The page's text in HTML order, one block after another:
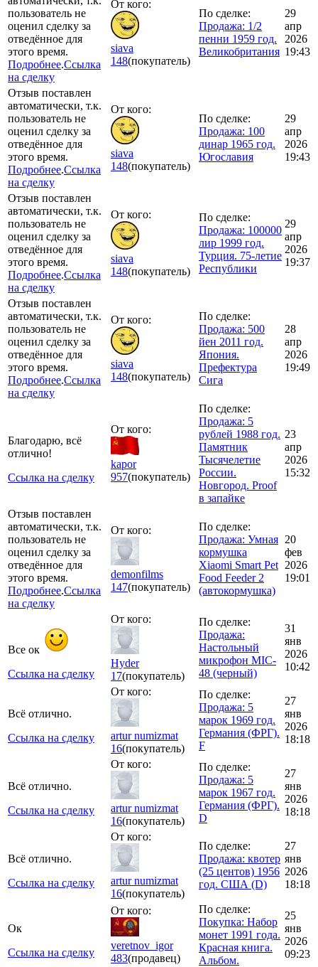
пользователь не
оценил сделку за
отведённое для
этого время.
Подробнее.Ссылка
на сделку
От кого:
siava
148(покупатель)
По сделке:
Продажа: 1/2
пенни 1959 год.
Великобритания
29
апр
2026
19:43
Отзыв поставлен
автоматически, т.к.
пользователь не
оценил сделку за
отведённое для
этого время.
Подробнее.Ссылка
на сделку
От кого:
siava
148(покупатель)
По сделке:
Продажа: 100
динар 1965 год.
Югославия
29
апр
2026
19:43
Отзыв поставлен
автоматически, т.к.
пользователь не
оценил сделку за
отведённое для
этого время.
Подробнее.Ссылка
на сделку
От кого:
siava
148(покупатель)
По сделке:
Продажа: 100000
лир 1999 год.
Турция. 75-летие
Республики
29
апр
2026
19:37
Отзыв поставлен
автоматически, т.к.
пользователь не
оценил сделку за
отведённое для
этого время.
Подробнее.Ссылка
на сделку
От кого:
siava
148(покупатель)
По сделке:
Продажа: 500
йен 2011 год.
Япония.
Префектура
Сига
28
апр
2026
19:49
Благодарю, всё
отлично!
Ссылка на сделку
От кого:
kapor
957(покупатель)
По сделке:
Продажа: 5
рублей 1988 год.
Памятник
Тысячелетие
России.
Новгород. Proof
в запайке
23
апр
2026
15:32
Отзыв поставлен
автоматически, т.к.
пользователь не
оценил сделку за
отведённое для
этого время.
Подробнее.Ссылка
на сделку
От кого:
demonfilms
147(покупатель)
По сделке:
Продажа: Умная
кормушка
Xiaomi Smart Pet
Food Feeder 2
(автокормушка)
20
фев
2026
19:01
Все ок
Ссылка на сделку
От кого:
Hyder
17(покупатель)
По сделке:
Продажа:
Настольный
микрофон MIC-
48 (черный)
31
янв
2026
10:42
Всё отлично.
Ссылка на сделку
От кого:
artur numizmat
16(покупатель)
По сделке:
Продажа: 5
марок 1969 год.
Германия (ФРГ).
F
27
янв
2026
18:18
Всё отлично.
Ссылка на сделку
От кого:
artur numizmat
16(покупатель)
По сделке:
Продажа: 5
марок 1967 год.
Германия (ФРГ).
D
27
янв
2026
18:18
Всё отлично.
Ссылка на сделку
От кого:
artur numizmat
16(покупатель)
По сделке:
Продажа: квотер
(25 центов) 1956
год. США (D)
27
янв
2026
18:18
Ок
Ссылка на сделку
От кого:
veretnov_igor
483(продавец)
По сделке:
Покупка: Набор
монет 1991 года.
Красная книга.
Альбом.
25
янв
2026
09:23